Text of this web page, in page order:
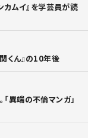
カムイ』を学芸員が読
くん』の10年後
異端の不倫マンガ」